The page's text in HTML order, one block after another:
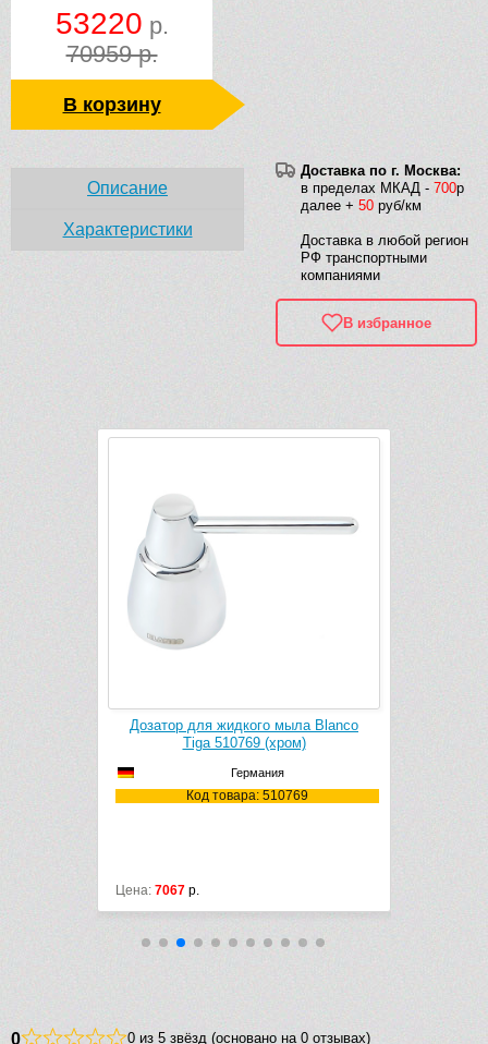
53220 р.
70959 р.
В корзину
Доставка по г. Москва:
в пределах МКАД - 700р
далее + 50 руб/км
Доставка в любой регион
РФ транспортными
компаниями
В избранное
Описание
Характеристики
Дозатор для жидкого мыла Blanco
Tiga 510769 (хром)
Германия
Код товара: 510769
Цена: 7067 р. Цена:
0 0 из 5 звёзд (основано на 0 отзывах)